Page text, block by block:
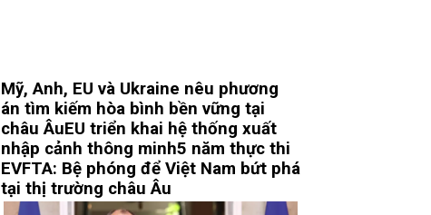
Mỹ, Anh, EU và Ukraine nêu phương
án tìm kiếm hòa bình bền vững tại
châu ÂuEU triển khai hệ thống xuất
nhập cảnh thông minh5 năm thực thi
EVFTA: Bệ phóng để Việt Nam bứt phá
tại thị trường châu Âu